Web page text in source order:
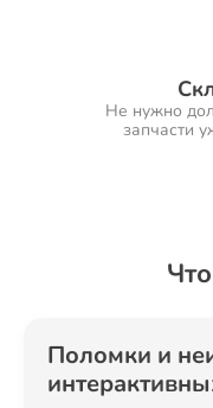
Не нужно
запчасти
Поломки и
Ремонт
Ремонт
Ремонт